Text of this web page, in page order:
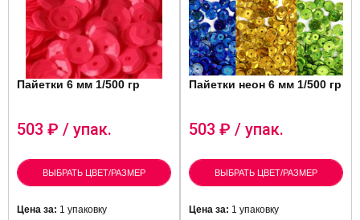
Пайетки 6 мм 1/500 гр
503 ₽ / упак.
ВЫБРАТЬ ЦВЕТ/РАЗМЕР
Цена за: 1 упаковку
Пайетки неон 6 мм 1/500 гр
503 ₽ / упак.
ВЫБРАТЬ ЦВЕТ/РАЗМЕР
Цена за: 1 упаковку